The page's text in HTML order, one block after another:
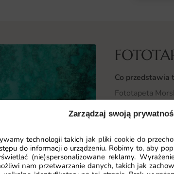
Zarządzaj swoją
technologii takich jak pliki cookie do
do informacji o urządzeniu. Robimy to, aby
(nie)spersonalizowane reklamy.
nam przetwarzanie danych, takich jak
Co przedstawia
Fototapeta
po horyzont.
Motyw Morska
do wnętrza
Gdzie sprawdzi